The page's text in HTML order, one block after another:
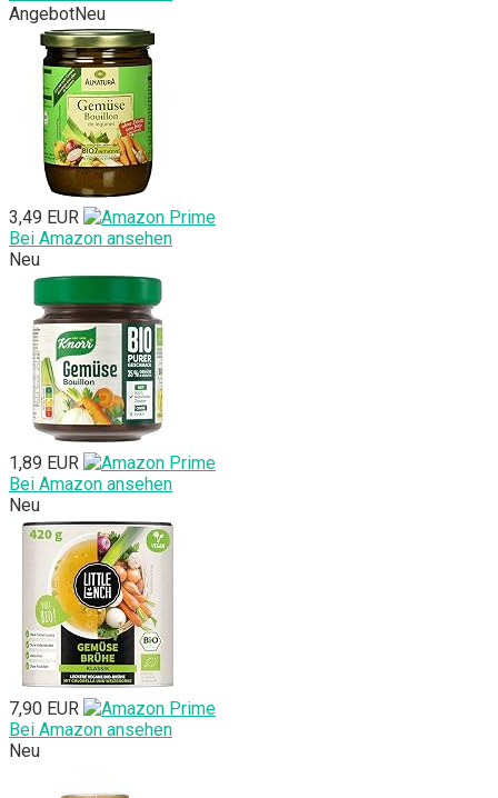
AngebotNeu
3,49 EUR
Bei Amazon ansehen
Neu
1,89 EUR
Bei Amazon ansehen
Neu
7,90 EUR
Bei Amazon ansehen
Neu